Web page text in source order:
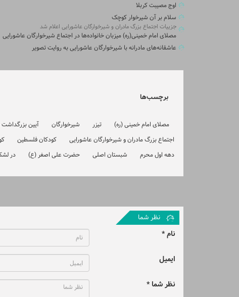
اوج مصیبت کربلا
سلام بر آن شیرخوار کوچک
جزییات اجتماع بزرگ مادران و شیرخوارگان عاشورایی اعلام شد
مصلای امام خمینی(ره) میزبان خانواده‌ها در اجتماع شیرخوارگان عاشورایی
عاشقانه‌های مادرانه با شیرخوارگان عاشورایی به روایت تصویر
برچسب‌ها
مصلای امام خمینی (ره) تیزر شیرخوارگان آیین
اجتماع بزرگ مادران و شیرخوارگان عاشورایی
کودکان فلسطین
دهه اول محرم
شبستان اصلی حضرت علی اصغر (ع) در
نظر شما
نام *
ایمیل
نظر شما *